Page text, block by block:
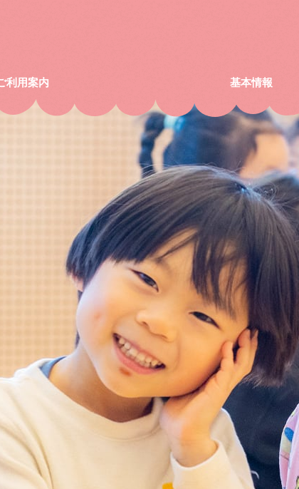
利用案内 基本情報